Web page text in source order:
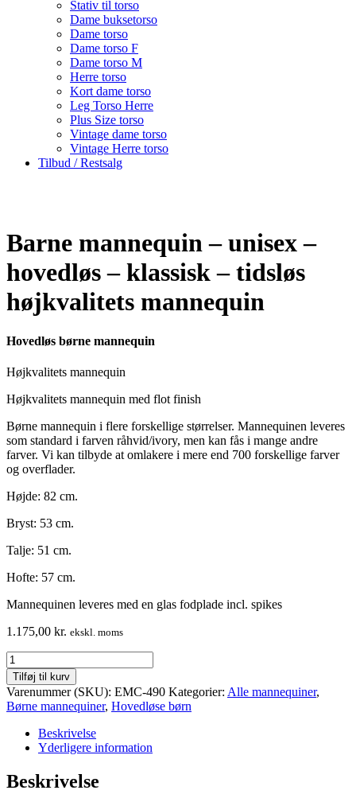
Stativ til torso
Dame buksetorso
Dame torso
Dame torso F
Dame torso M
Herre torso
Kort dame torso
Leg Torso Herre
Plus Size torso
Vintage dame torso
Vintage Herre torso
Tilbud / Restsalg
Barne mannequin – unisex –
hovedløs – klassisk – tidsløs
højkvalitets mannequin
Hovedløs børne mannequin
Højkvalitets mannequin
Højkvalitets mannequin med flot finish
Børne mannequin i flere forskellige størrelser. Mannequinen leveres
som standard i farven råhvid/ivory, men kan fås i mange andre
farver. Vi kan tilbyde at omlakere i mere end 700 forskellige farver
og overflader.
Højde: 82 cm.
Bryst: 53 cm.
Talje: 51 cm.
Hofte: 57 cm.
Mannequinen leveres med en glas fodplade incl. spikes
1.175,00 kr. ekskl. moms
Barne
mannequin
–
unisex
–
hovedløs
klassisk
–
tidsløs
Tilføj til kurv
Varenummer (SKU): EMC-490 Kategorier: Alle mannequiner,
Børne mannequiner, Hovedløse børn
Beskrivelse
Yderligere information
Beskrivelse